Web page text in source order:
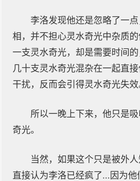
李洛发现他还是忽略了一
相，并不担心灵水奇光中杂质
一支灵水奇光，却是需要时间
几十支灵水奇光混杂在一起直
干扰，反而会引得灵水奇光失效
所以一晚上下来，他只是
奇光。
当然，如果这个只是被外
直接认为李洛已经疯了...因为